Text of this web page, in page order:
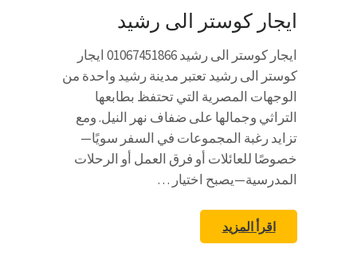
ايجار كوستر الى رشيد
ايجار كوستر الى رشيد 01067451866 ايجار
كوستر الى رشيد تعتبر مدينة رشيد واحدة من
الوجهات المصرية التي تحتفظ بطابعها
التراثي وجمالها على ضفاف نهر النيل. ومع
تزايد رغبة المجموعات في السفر سويًا—
خصوصًا للعائلات أو فرق العمل أو الرحلات
المدرسية—يصبح اختيار …
اقرأ المزيد